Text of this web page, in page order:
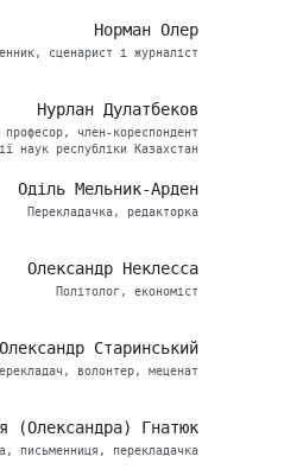
Норман Олер
сценарист і журналіст
Нурлан Дулатбеков
член-кореспондент
наук республіки Казахстан
Оділь Мельник-Арден
Перекладачка, редакторка
Олександр Неклесса
Політолог, економіст
Олександр Старинський
волонтер, меценат
(Олександра) Гнатюк
письменниця, перекладачка